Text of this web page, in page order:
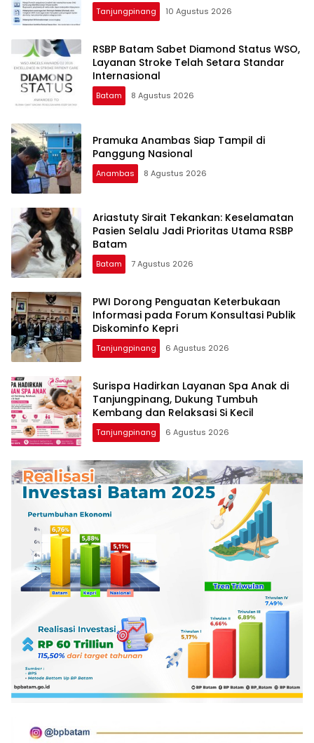
Tanjungpinang 10 Agustus 2026
RSBP Batam Sabet Diamond Status WSO,
Layanan Stroke Telah Setara Standar
Internasional
Batam 8 Agustus 2026
Pramuka Anambas Siap Tampil di
Panggung Nasional
Anambas 8 Agustus 2026
Ariastuty Sirait Tekankan: Keselamatan
Pasien Selalu Jadi Prioritas Utama RSBP
Batam
Batam 7 Agustus 2026
PWI Dorong Penguatan Keterbukaan
Informasi pada Forum Konsultasi Publik
Diskominfo Kepri
Tanjungpinang 6 Agustus 2026
Surispa Hadirkan Layanan Spa Anak di
Tanjungpinang, Dukung Tumbuh
Kembang dan Relaksasi Si Kecil
Tanjungpinang 6 Agustus 2026